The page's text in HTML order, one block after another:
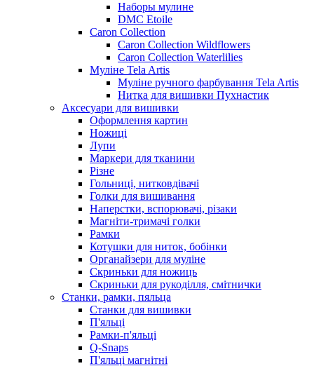
Наборы мулине
DMC Etoile
Caron Collection
Caron Collection Wildflowers
Caron Collection Waterlilies
Муліне Tela Artis
Муліне ручного фарбування Tela Artis
Нитка для вишивки Пухнастик
Аксесуари для вишивки
Оформлення картин
Ножиці
Лупи
Маркери для тканини
Різне
Гольниці, нитковдівачі
Голки для вишивання
Наперстки, вспорювачі, різаки
Магніти-тримачі голки
Рамки
Котушки для ниток, бобінки
Органайзери для муліне
Скриньки для ножиць
Скриньки для рукоділля, смітнички
Станки, рамки, пяльца
Станки для вишивки
П'яльці
Рамки-п'яльці
Q-Snaps
П'яльці магнітні